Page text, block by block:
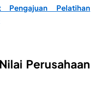
Pelatihan
Perusahaan